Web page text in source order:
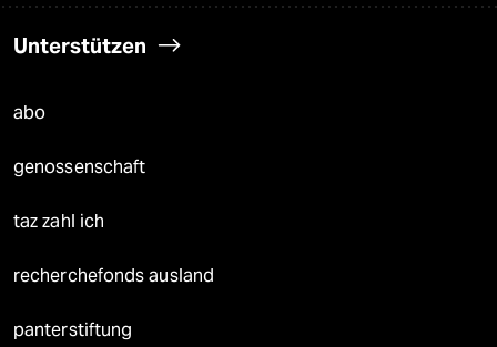
Unterstützen
abo
genossenschaft
taz zahl ich
recherchefonds ausland
panterstiftung